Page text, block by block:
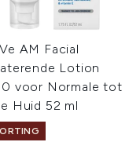
AM Facial
Lotion
voor Normale tot
Huid 52 ml